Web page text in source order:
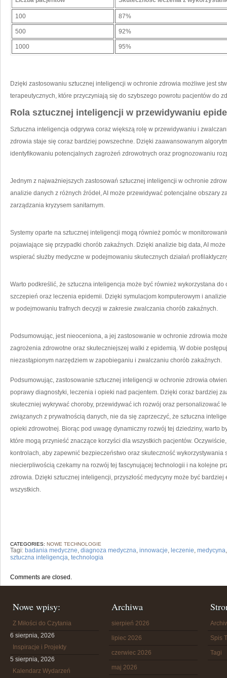
100 87%
500 92%
1000 95%
Dzięki ‍zastosowaniu sztucznej ⁤inteligencji w ochronie zdrowia możliwe jest
terapeutycznych, które przyczyniają się do szybszego⁢ powrotu pacjentów do
Rola sztucznej inteligencji w przewidywaniu
Sztuczna inteligencja odgrywa coraz większą rolę w przewidywaniu i
zdrowia staje się coraz ⁣bardziej ​powszechne. ‍Dzięki zaawansowanym
identyfikowaniu potencjalnych zagrożeń zdrowotnych oraz prognozowaniu
Jednym z najważniejszych zastosowań sztucznej inteligencji w ochronie
analizie danych z różnych źródeł, AI‌ może przewidywać⁢ potencjalne obszary
zarządzania kryzysem sanitarnym.
Systemy ‍oparte na sztucznej inteligencji mogą również pomóc w
pojawiające się przypadki chorób⁣ zakaźnych. Dzięki‍ analizie‍ big data, AI‌
wspierać służby medyczne w podejmowaniu skutecznych działań
Warto podkreślić, ⁢że sztuczna inteligencja może być ​również wykorzystana
szczepień oraz leczenia epidemii. Dzięki symulacjom komputerowym i
w podejmowaniu trafnych decyzji w zakresie zwalczania chorób zakaźnych.
Podsumowując, jest nieoceniona, ​a jej zastosowanie w ochronie‍ zdrowia
zagrożenia zdrowotne oraz skuteczniejszej⁢ walki ​z epidemią. W dobie
niezastąpionym narzędziem w zapobieganiu ⁣i zwalczaniu chorób zakaźnych.
Podsumowując, zastosowanie sztucznej inteligencji w⁤ ochronie zdrowia
poprawy diagnostyki, leczenia i opieki nad ⁤pacjentem. ‌Dzięki coraz bardziej
skuteczniej wykrywać choroby, przewidywać ich rozwój oraz personalizować
związanych z prywatnością danych, nie ⁢da się zaprzeczyć, że sztuczna
opieki zdrowotnej. Biorąc pod uwagę dynamiczny rozwój tej dziedziny, warto
które⁤ mogą przynieść znaczące korzyści dla wszystkich pacjentów.
kontrolach, ⁣aby zapewnić ⁤bezpieczeństwo oraz skuteczność
niecierpliwością czekamy na rozwój tej fascynującej technologii i na ⁢kolejne
zdrowia. Dzięki sztucznej inteligencji, przyszłość medycyny może być
wszystkich.
CATEGORIES: NOWE TECHNOLOGIE
Tagi: badania medyczne, diagnoza medyczna, innowacje, leczenie, medycyna
sztuczna inteligencja, technologia
Comments are closed.
Nowe wpisy:
Z Miłości do Czytania
6 sierpnia, 2026
Inspiracje i Projekty
5 sierpnia, 2026
Kalendarz Wydarzeń
Archiwa
sierpień 2026
lipiec 2026
czerwiec 2026
maj 2026
Spis
Tagi